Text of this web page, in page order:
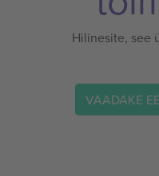
Hilinesite, see
VAADAKE